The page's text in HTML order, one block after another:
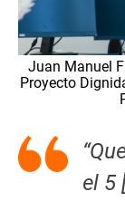
Juan Manuel
Proyecto
el 5